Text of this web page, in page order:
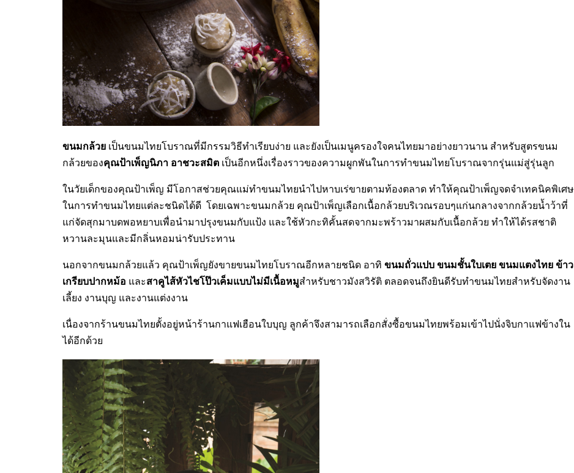
ขนมกล้วย เป็นขนมไทยโบราณที่มีกรรมวิธีทำเรียบง่าย และยังเป็นเมนูครองใจคนไทยมาอย่างยาวนาน สำหรับสูตรขนม
กล้วยของคุณป้าเพ็ญนิภา อาชวะสมิต เป็นอีกหนึ่งเรื่องราวของความผูกพันในการทำขนมไทยโบราณจากรุ่นแม่สู่รุ่นลูก
ในวัยเด็กของคุณป้าเพ็ญ มีโอกาสช่วยคุณแม่ทำขนมไทยนำไปหาบเร่ขายตามท้องตลาด ทำให้คุณป้าเพ็ญจดจำเทคนิคพิเศษ
ในการทำขนมไทยแต่ละชนิดได้ดี โดยเฉพาะขนมกล้วย คุณป้าเพ็ญเลือกเนื้อกล้วยบริเวณรอบๆแก่นกลางจากกล้วยน้ำว้าที่
แก่จัดสุกมาบดพอหยาบเพื่อนำมาปรุงขนมกับแป้ง และใช้หัวกะทิคั้นสดจากมะพร้าวมาผสมกับเนื้อกล้วย ทำให้ได้รสชาติ
หวานละมุนและมีกลิ่นหอมน่ารับประทาน
นอกจากขนมกล้วยแล้ว คุณป้าเพ็ญยังขายขนมไทยโบราณอีกหลายชนิด อาทิ ขนมถั่วแปบ ขนมชั้นใบเตย ขนมแตงไทย ข้าว
เกรียบปากหม้อ และสาคูไส้หัวไชโป๊วเค็มแบบไม่มีเนื้อหมูสำหรับชาวมังสวิรัติ ตลอดจนถึงยินดีรับทำขนมไทยสำหรับจัดงาน
เลี้ยง งานบุญ และงานแต่งงาน
เนื่องจากร้านขนมไทยตั้งอยู่หน้าร้านกาแฟเฮือนใบบุญ ลูกค้าจึงสามารถเลือกสั่งซื้อขนมไทยพร้อมเข้าไปนั่งจิบกาแฟข้างใน
ได้อีกด้วย